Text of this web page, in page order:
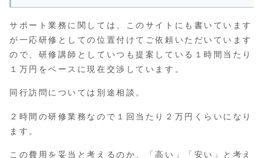
サポート業務に関しては、このサイトにも書いています
が一応研修としての位置付けてご依頼いただいています
ので、研修講師としていつも提案している１時間当たり
１万円をベースに現在交渉しています。
同行訪問については別途相談。
２時間の研修業務なので１回当たり２万円くらいになり
ます。
この費用を妥当と考えるのか、「高い」「安い」と考え